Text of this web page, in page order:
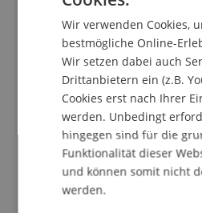
School/Professur:
Institut für
Am Wochenende des 25.
es wieder soweit sein: Die
Freiburg und bietet ein
Wir verwenden Cookies,
bestmögliche Online-
Wir setzen dabei auch
Drittanbietern ein (z.B.
Cookies erst nach Ihrer
werden. Unbedingt
hingegen sind für die
Funktionalität dieser
und können somit nicht
werden.